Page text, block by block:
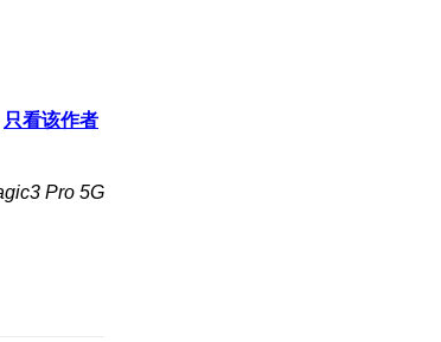
只看该作者
Pro 5G